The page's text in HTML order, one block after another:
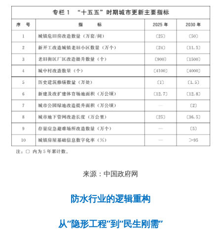
来源：中国政府网
防水行业的逻辑重构
从“隐形工程”到“民生刚需”